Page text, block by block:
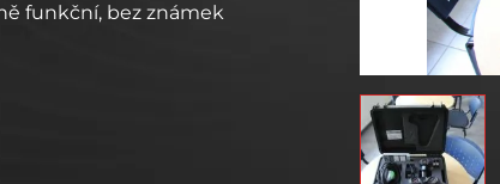
funkční, bez známek